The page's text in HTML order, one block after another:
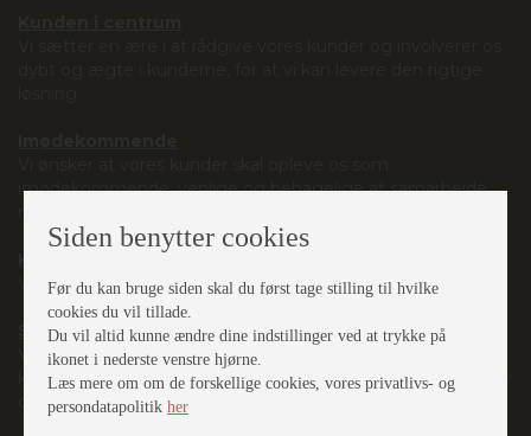
imødekommende, venlige og behagelige at samarbejde
Kvalitet et nøgleord
Vi er faglige eksperter og kender vores branche.
Synlighed og gode oplevelser
Vi ønsker at være synlige i gadebilledet og der hvor vores
kunder er- med fokus på at den enkelte skal have en positiv
oplevelse både før, under og efter salget.
Siden benytter cookies
Før du kan bruge siden skal du først tage stilling til hvilke
cookies du vil tillade.
Du vil altid kunne ændre dine indstillinger ved at trykke på
ikonet i nederste venstre hjørne.
Læs mere om om de forskellige cookies, vores privatlivs- og
persondatapolitik her